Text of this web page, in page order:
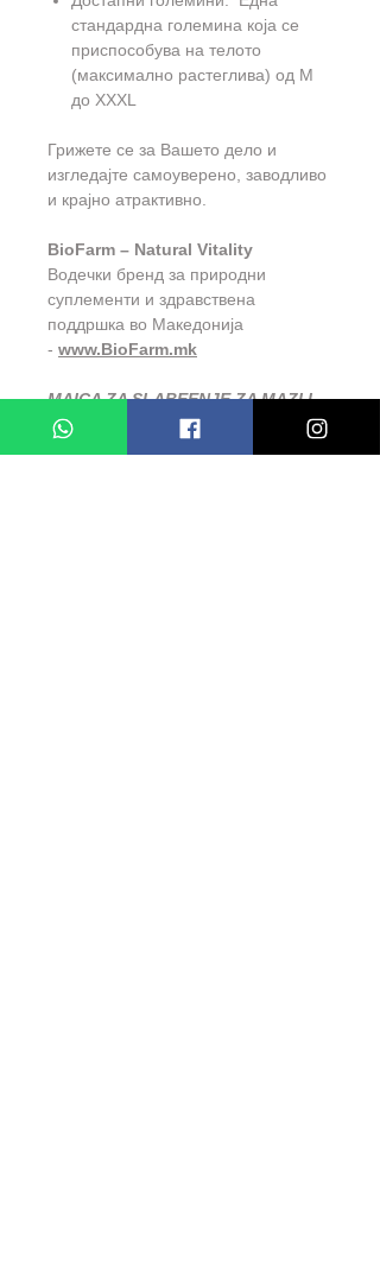
стандардна големина која се
приспособува на телото
(максимално растеглива) од М
до XXXL
Грижете се за Вашето дело и
изгледајте самоуверено, заводливо
и крајно атрактивно.
BioFarm – Natural Vitality
Водечки бренд за природни
суплементи и здравствена
поддршка во Македонија
- www.BioFarm.mk
MAICA ZA SLABEENJE ZA MAZI I
ZENI